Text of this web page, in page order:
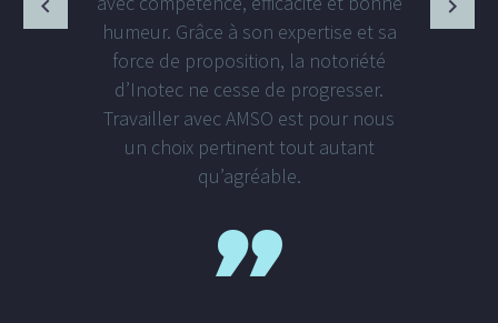
humeur. Grâce à son expertise et sa
force de proposition, la notoriété
d’Inotec ne cesse de progresser.
Travailler avec AMSO est pour nous
un choix pertinent tout autant
qu’agréable.